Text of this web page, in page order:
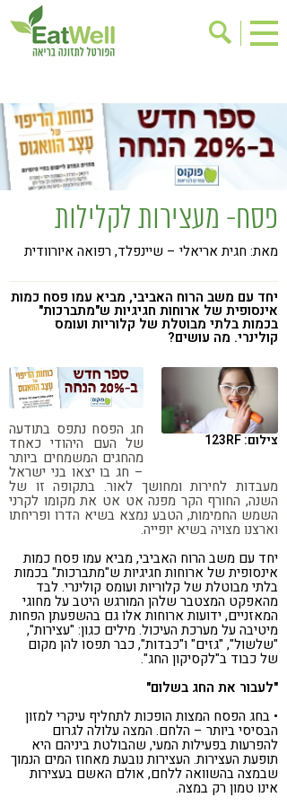
בישול בריא
אינדקס עסקים
ריפוי ומניעת מחלות
בריאות האישה
מתכוני בריאות
אירועים
שינוי תזונתי
גישות בתזונה
דיאטה
ניקוי רעלים
מזונות על
ילדים
תזונה וספורט
רגישות לגלוטן
טעים להכיר
קורונה
פסח- מעצירות לקלילות
מאת: חגית אריאלי – שיינפלד, רפואה איורוודית
יחד עם משב הרוח האביבי, מביא עמו פסח כמות
אינסופית של ארוחות חגיגיות ש"מתברכות"
בכמות בלתי מבוטלת של קלוריות ועומס
קולינרי. מה עושים?
צילום: 123RF
חג הפסח נתפס בתודעה
של העם היהודי כאחד
מהחגים המשמחים ביותר
– חג בו יצאו בני ישראל
מעבדות לחירות ומחושך לאור. בתקופה זו של
השנה, החורף הקר מפנה אט אט את מקומו לקרני
השמש החמימות, הטבע נמצא בשיא הדרו ופריחתו
וארצנו מצויה בשיא יופייה.
יחד עם משב הרוח האביבי, מביא עמו פסח כמות
אינסופית של ארוחות חגיגיות ש"מתברכות" בכמות
בלתי מבוטלת של קלוריות ועומס קולינרי. לבד
מהאפקט המצטבר שלהן המורגש היטב על מחוגי
המאזניים, ידועות ארוחות אלו גם בהשפעתן הפחות
מיטיבה על מערכת העיכול. מילים כגון: "עצירות",
"שלשול", "גזים" ו"כבדות", כבר תפסו להן מקום
של כבוד ב"לקסיקון החג".
"לעבור את החג בשלום"
• בחג הפסח המצות הופכות לתחליף עיקרי למזון
הבסיסי ביותר – הלחם. המצה עלולה לגרום
להפרעות בפעילות המעי, שהבולטת ביניהם היא
תופעת העצירות. העצירות נובעת מאחוז המים הנמוך
שבמצה בהשוואה ללחם, אולם האשם בעצירות
אינו טמון רק במצה.